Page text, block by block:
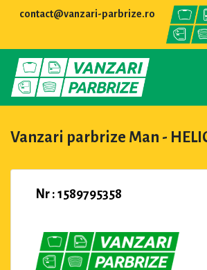
contact@vanzari-parbrize.ro
Vanzari parbrize Man -
Nr : 1589795358